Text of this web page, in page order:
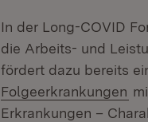
In der Long-COVID
die Arbeits- und
fördert dazu bereits
Folgeerkrankungen
Erkrankungen –